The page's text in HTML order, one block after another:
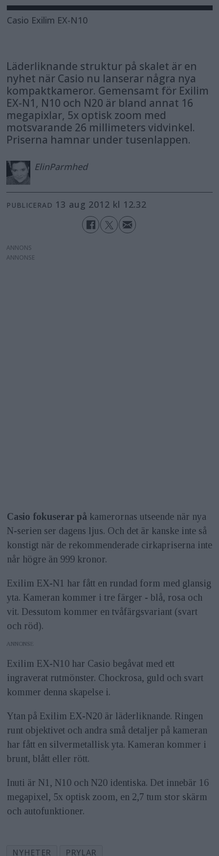
Casio Exilim EX-N10
Läderliknande struktur på skalet är en
nyhet när Casio nu lanserar några nya
kompaktkameror. Gemensamt för Exilim
EX-N1, N10 och N20 är bland annat 16
megapixlar, 5x optisk zoom med
motsvarande 26 millimeters vidvinkel.
Priserna hamnar under tusenlappen.
ElinParmhed
PUBLICERAD 13 aug 2012 kl 12.32
ANNONS
Casio fokuserar på kamerornas utseende när nya
N-serien ser dagens ljus. Och det är kanske inte så
konstigt när de rekommenderade cirkapriserna inte
når högre än 999 kronor.
Exilim EX-N1 har fått en rundad form med glansig
yta. Kameran kommer i tre färger - blå, rosa och
vit. Dessutom kommer en tvåfärgsvariant (svart
och röd).
ANNONS
Exilim EX-N10 har Casio begåvat med ett
ingraverat rutmönster. Chockrosa, guld och svart
kommer denna skapelse i.
Ytan på Exilim EX-N20 är läderliknande. Ringen
runt objektivet och andra små detaljer på kameran
har fått en silvermetallisk yta. Kameran kommer i
brunt, blått eller rött.
Inuti är N1, N10 och N20 identiska. Det innebär 16
megapixel, 5x optisk zoom, en 2,7 tum stor skärm
och autofunktioner.
NYHETER PRYLAR